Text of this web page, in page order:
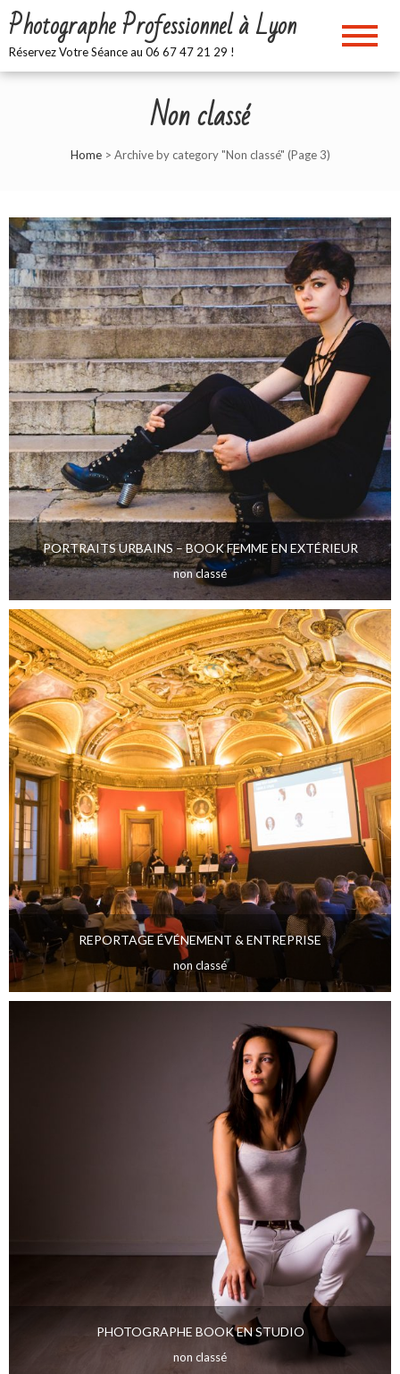
Skip
to
content
Photographe Professionnel à Lyon
Réservez Votre Séance au 06 67 47 21 29 !
Non classé
Home> Archive by category "Non classé" (Page 3)
PORTRAITS URBAINS – BOOK FEMME EN EXTÉRIEUR
non classé
REPORTAGE ÉVÉNEMENT & ENTREPRISE
non classé
PHOTOGRAPHE BOOK EN STUDIO
non classé